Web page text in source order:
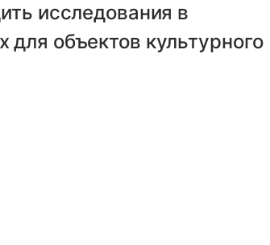
исследования в
объектов культурного